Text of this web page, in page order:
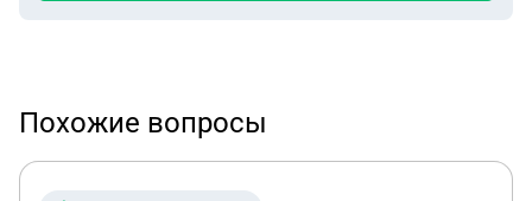
Похожие вопросы